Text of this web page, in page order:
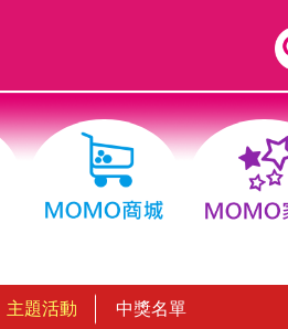
主題活動 中獎名單